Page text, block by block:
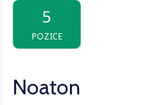
5
POZICE
Noaton